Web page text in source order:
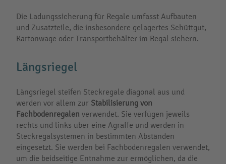
Die Ladungssicherung für Regale umfasst Aufbauten
und Zusatzteile, die insbesondere gelagertes Schüttgut,
Kartonwage oder Transportbehälter im Regal sichern.
Längsriegel
Längsriegel steifen Steckregale diagonal aus und
werden vor allem zur Stabilisierung von
Fachbodenregalen verwendet. Sie verfügen jeweils
rechts und links über eine Agraffe und werden in
Steckregalsystemen in bestimmten Abständen
eingesetzt. Sie werden bei Fachbodenregalen verwendet,
um die beidseitige Entnahme zur ermöglichen, da die